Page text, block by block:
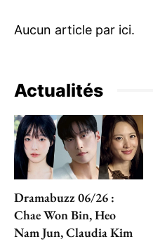
Actualités
Dramabuzz 06/26 :
Chae Won Bin, Heo
Nam Jun, Claudia Kim